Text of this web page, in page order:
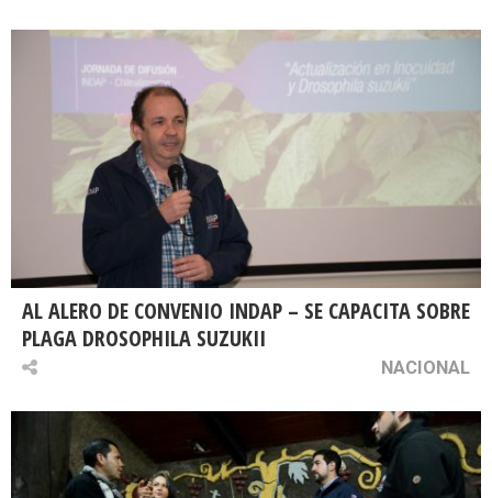
AL ALERO DE CONVENIO INDAP – SE CAPACITA SOBRE
PLAGA DROSOPHILA SUZUKII
NACIONAL